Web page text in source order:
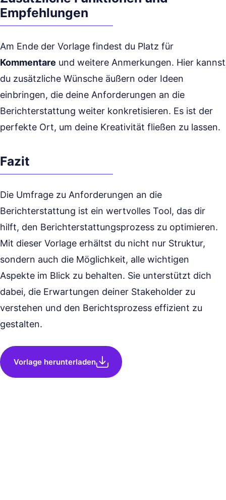
Empfehlungen
Am Ende der Vorlage findest du Platz für
Kommentare und weitere Anmerkungen. Hier kannst
du zusätzliche Wünsche äußern oder Ideen
einbringen, die deine Anforderungen an die
Berichterstattung weiter konkretisieren. Es ist der
perfekte Ort, um deine Kreativität fließen zu lassen.
Fazit
Die Umfrage zu Anforderungen an die
Berichterstattung ist ein wertvolles Tool, das dir
hilft, den Berichterstattungsprozess zu optimieren.
Mit dieser Vorlage erhältst du nicht nur Struktur,
sondern auch die Möglichkeit, alle wichtigen
Aspekte im Blick zu behalten. Sie unterstützt dich
dabei, die Erwartungen deiner Stakeholder zu
verstehen und den Berichtsprozess effizient zu
gestalten.
Vorlage herunterladen